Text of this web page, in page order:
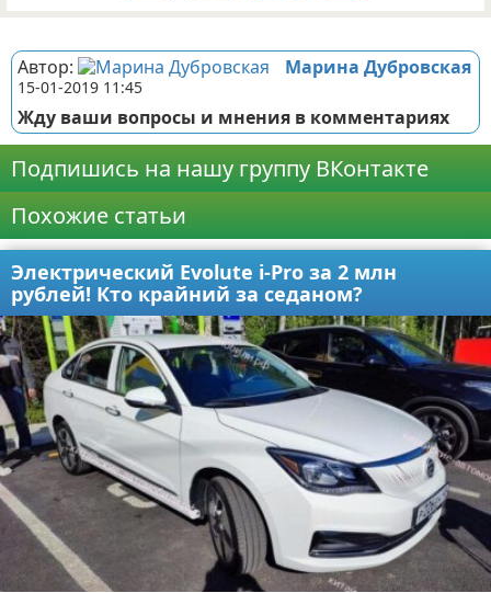
Автор: Марина Дубровская
15-01-2019 11:45
Жду ваши вопросы и мнения в комментариях
Подпишись на нашу группу ВКонтакте
Похожие статьи
Электрический Evolute i-Pro за 2 млн
рублей! Кто крайний за седаном?